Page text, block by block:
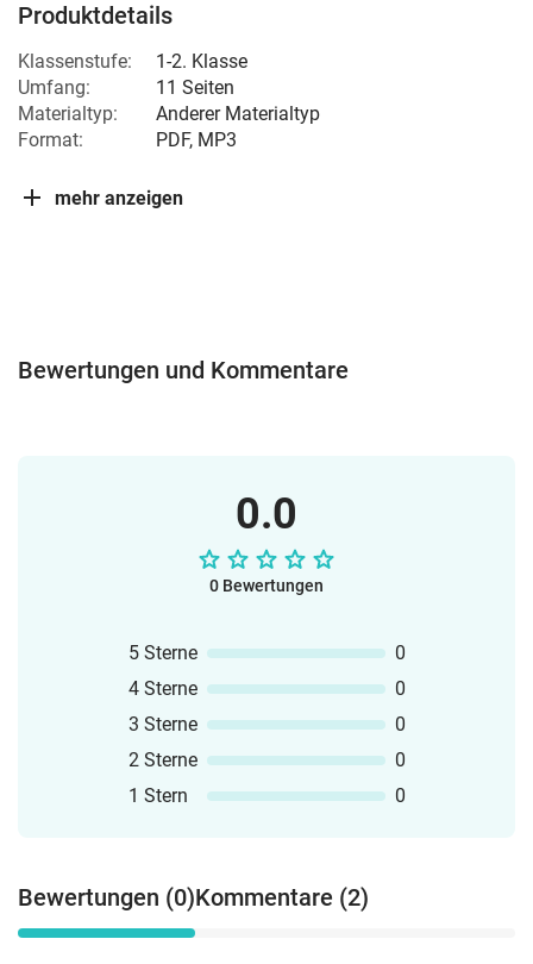
Produktdetails
Klassenstufe:
1-2. Klasse
Umfang:
11 Seiten
Materialtyp:
Anderer Materialtyp
Format:
PDF, MP3
mehr anzeigen
Bewertungen und Kommentare
0.0
0 Bewertungen
5 Sterne
0
4 Sterne
0
3 Sterne
0
2 Sterne
0
1 Stern
0
Bewertungen (0)Kommentare (2)